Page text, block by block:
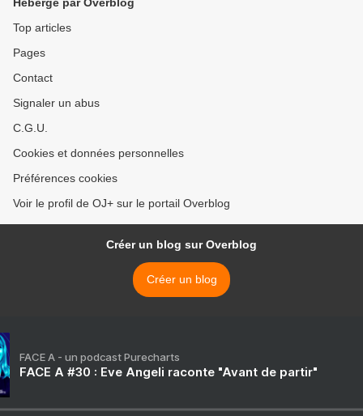
Top articles
Pages
Contact
Signaler un abus
C.G.U.
Cookies et données personnelles
Préférences cookies
Voir le profil de OJ+ sur le portail Overblog
Créer un blog sur Overblog
Créer un blog
FACE A - un podcast Purecharts
FACE A #30 : Eve Angeli raconte "Avant de partir"